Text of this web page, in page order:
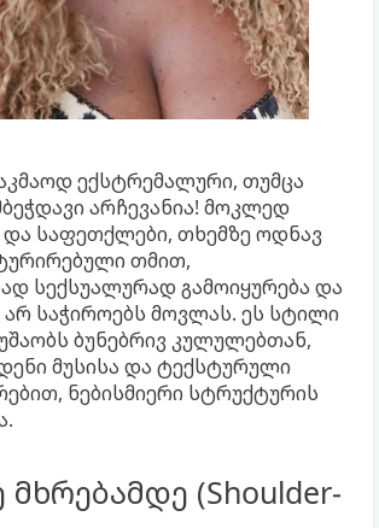
ექსტრემალური, თუმცა
არჩევანია! მოკლედ
საფეთქლები, თხემზე ოდნავ
თმით,
სექსუალურად გამოიყურება და
საჭიროებს მოვლას. ეს სტილი
ბუნებრივ კულულებთან,
მუსისა და ტექსტურული
ნებისმიერი სტრუქტურის
მხრებამდე (Shoulder-